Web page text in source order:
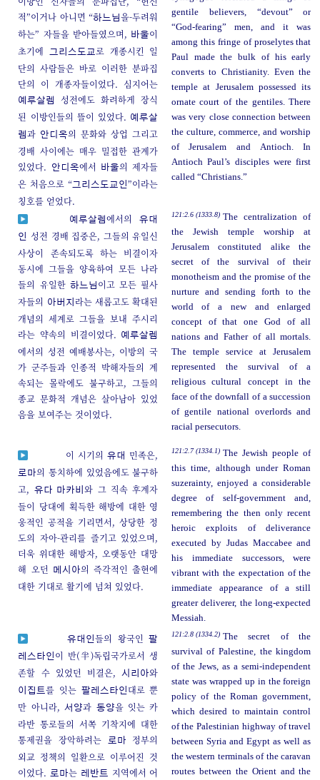
적”이거나 아니면 “하느님을-두려워
하는” 자들을 받아들였으며, 바울이
초기에
그리스도교로 개종시킨 일
단의 사람들은 바로 이러한 분파집
단의 이 개종자들이었다. 심지어는
예루살렘
성전에도 화려하게 장식
된 이방인들의 뜰이 있었다. 예루살
렘과 안디옥의 문화와 상업 그리고
경배 사이에는 매우 밀접한 관계가
있었다.
안디옥에서 바울의 제자들
은 처음으로 “그리스도교인”이라는
칭호를 얻었다.
gentile believers, “devout” or
“God-fearing” men, and it was
among this fringe of proselytes that
Paul made the bulk of his early
converts to Christianity. Even the
temple at Jerusalem possessed its
ornate court of the gentiles. There
was very close connection between
the culture, commerce, and worship
of Jerusalem and Antioch. In
Antioch Paul’s disciples were first
called “Christians.”
예루살렘에서의유대
인
성전 경배 집중은, 그들의 유일신
사상이 존속되도록 하는 비결이자
동시에 그들을 양육하여 모든 나라
들의 유일한 하느님 이고 모든 필사
자들의
아버지 라는 새롭고도 확대된
개념의 세계로 그들을 보내 주시리
라는 약속의 비결이었다.
예루살렘
에서의 성전 예배봉사는, 이방의 국
가 군주들과 인종적 박해자들의 계
속되는 몰락에도 불구하고, 그들의
종교 문화적 개념은 살아남아 있었
음을 보여주는 것이었다.
121:2.6 (1333.8) The centralization of
the Jewish temple worship at
Jerusalem constituted alike the
secret of the survival of their
monotheism and the promise of the
nurture and sending forth to the
world of a new and enlarged
concept of that one God of all
nations and Father of all mortals.
The temple service at Jerusalem
represented the survival of a
religious cultural concept in the
face of the downfall of a succession
of gentile national overlords and
racial persecutors.
이 시기의 유대 민족은,
로마의 통치하에 있었음에도 불구하
고,
유다 마카비와 그 직속 후계자
들이 당대에 획득한 해방에 대한 영
웅적인 공적을 기리면서, 상당한 정
도의 자아-관리를 즐기고 있었으며,
더욱 위대한 해방자, 오랫동안 대망
해 오던
메시아의 즉각적인 출현에
대한 기대로 활기에 넘쳐 있었다.
121:2.7 (1334.1) The Jewish people of
this time, although under Roman
suzerainty, enjoyed a considerable
degree of self-government and,
remembering the then only recent
heroic exploits of deliverance
executed by Judas Maccabee and
his immediate successors, were
vibrant with the expectation of the
immediate appearance of a still
greater deliverer, the long-expected
Messiah.
유대인들의 왕국인팔
레스타인 이 반(半)독립국가로서 생
존할 수 있었던 비결은,시리아와
이집트를 잇는 팔레스타인 대로 뿐
만 아니라,서양과 동양을 잇는 카
라반 통로들의 서쪽 기착지에 대한
통제권을 장악하려는
로마
정부의
외교 정책의 일환으로 이루어진 것
이었다. 로마는 레반트 지역에서 어
121:2.8 (1334.2) The secret of the
survival of Palestine, the kingdom
of the Jews, as a semi-independent
state was wrapped up in the foreign
policy of the Roman government,
which desired to maintain control
of the Palestinian highway of travel
between Syria and Egypt as well as
the western terminals of the caravan
routes between the Orient and the